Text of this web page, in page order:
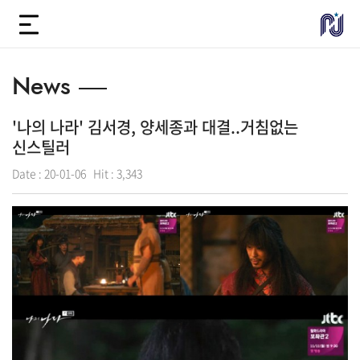
News
'나의 나라' 김서경, 양세종과 대결..거침없는
신스틸러
Date : 20-01-06 Hit : 3,343